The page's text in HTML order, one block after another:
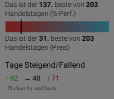
0 50
Das ist der 137. beste von 203
Handelstagen (%-Perf.)
0 50
Das ist der31. beste von 203
Handelstagen (Preis)
Tage Steigend/Fallend
↑ 92 → 40 ↓ 71
JS chart by amCharts